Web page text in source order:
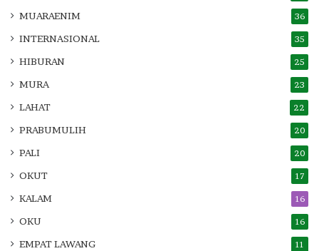
MUARAENIM 36
INTERNASIONAL 35
HIBURAN 25
MURA 23
LAHAT 22
PRABUMULIH 20
PALI 20
OKUT 17
KALAM 16
OKU 16
EMPAT LAWANG 11